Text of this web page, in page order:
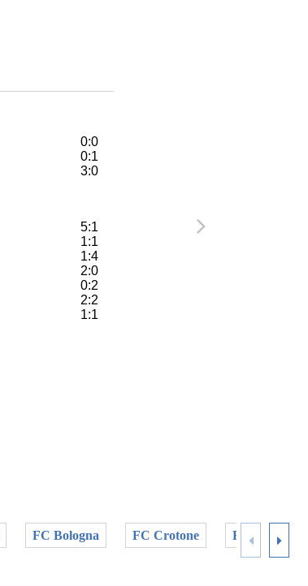
0:0
0:1
3:0
5:1
1:1
1:4
2:0
0:2
2:2
1:1
FC Bologna FC Crotone FC Turin